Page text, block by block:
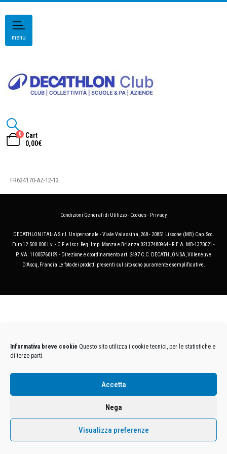
Informativa breve cookie Questo sito utilizza i cookie tecnici, per le statistiche e
di terze parti.
Accetta
Nega
Visualizza preferenze
menu
0
Cart
0,00€
FR634170-AZ-12-13
Condizioni Generali di Utilizzo- Cookies- Privacy
DECATHLON ITALIA S.r.l. Unipersonale - Viale Valassina, 268 - 20851 Lissone (MB) Cap. Soc.
Euro 12.500.000 i.v. - C.F. e Iscr. Reg. Imp. Monza e Brianza 02137480964 - R.E.A. MB-1370021 -
P.IVA. 11005760159 - Direzione e coordinamento art. 2497 C.C. DECATHLON SA, Villeneuve
D'Ascq, Francia Le foto dei prodotti presenti sul sito sono puramente esemplificative.